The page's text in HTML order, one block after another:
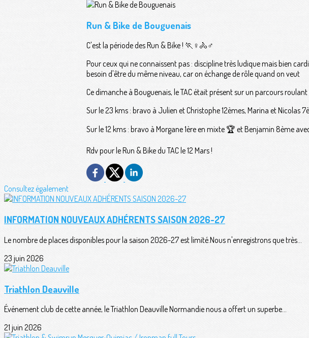
Run & Bike de Bouguenais
C'est la période des Run & Bike ! 🏃♀️🚴♂️
Pour ceux qui ne connaissent pas : discipline très ludique mais bien
besoin d'être du même niveau, car on échange de rôle quand on veut
Ce dimanche à Bouguenais, le TAC était présent sur un parcours
Sur le 23 kms : bravo à Julien et Christophe 12èmes, Marina et Nicolas
Sur le 12 kms : bravo à Morgane 1ère en mixte 🏆 et Benjamin 8ème
Rdv pour le Run & Bike du TAC le 12 Mars !
Consultez également
INFORMATION NOUVEAUX ADHÉRENTS SAISON 2026-27
Le nombre de places disponibles pour la saison 2026-27 est limité.Nous n'enregistrons que très...
23 juin 2026
Triathlon Deauville
Événement club de cette année, le Triathlon Deauville Normandie nous a offert un superbe...
21 juin 2026